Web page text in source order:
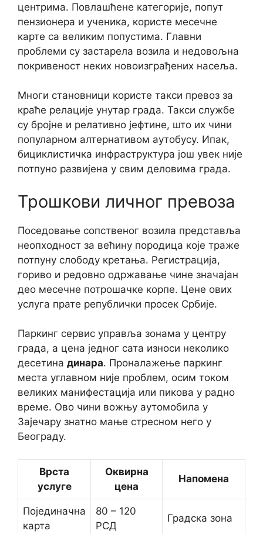
центрима. Повлашћене категорије, попут
пензионера и ученика, користе месечне
карте са великим попустима. Главни
проблеми су застарела возила и недовољна
покривеност неких новоизграђених насеља.
Многи становници користе такси превоз за
краће релације унутар града. Такси службе
су бројне и релативно јефтине, што их чини
популарном алтернативом аутобусу. Ипак,
бициклистичка инфраструктура још увек није
потпуно развијена у свим деловима града.
Трошкови личног превоза
Поседовање сопственог возила представља
неопходност за већину породица које траже
потпуну слободу кретања. Регистрација,
гориво и редовно одржавање чине значајан
део месечне потрошачке корпе. Цене ових
услуга прате републички просек Србије.
Паркинг сервис управља зонама у центру
града, а цена једног сата износи неколико
десетина динара. Проналажење паркинг
места углавном није проблем, осим током
великих манифестација или пикова у радно
време. Ово чини вожњу аутомобила у
Зајечару знатно мање стресном него у
Београду.
Врста
услуге
Оквирна
цена
Напомена
Појединачна
карта
80 – 120
РСД
Градска зона